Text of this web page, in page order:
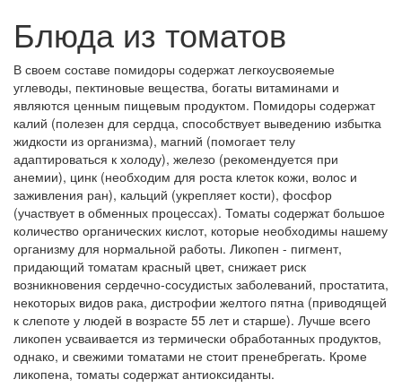
Блюда из томатов
В своем составе помидоры содержат легкоусвояемые
углеводы, пектиновые вещества, богаты витаминами и
являются ценным пищевым продуктом. Помидоры содержат
калий (полезен для сердца, способствует выведению избытка
жидкости из организма), магний (помогает телу
адаптироваться к холоду), железо (рекомендуется при
анемии), цинк (необходим для роста клеток кожи, волос и
заживления ран), кальций (укрепляет кости), фосфор
(участвует в обменных процессах). Томаты содержат большое
количество органических кислот, которые необходимы нашему
организму для нормальной работы. Ликопен - пигмент,
придающий томатам красный цвет, снижает риск
возникновения сердечно-сосудистых заболеваний, простатита,
некоторых видов рака, дистрофии желтого пятна (приводящей
к слепоте у людей в возрасте 55 лет и старше). Лучше всего
ликопен усваивается из термически обработанных продуктов,
однако, и свежими томатами не стоит пренебрегать. Кроме
ликопена, томаты содержат антиоксиданты.